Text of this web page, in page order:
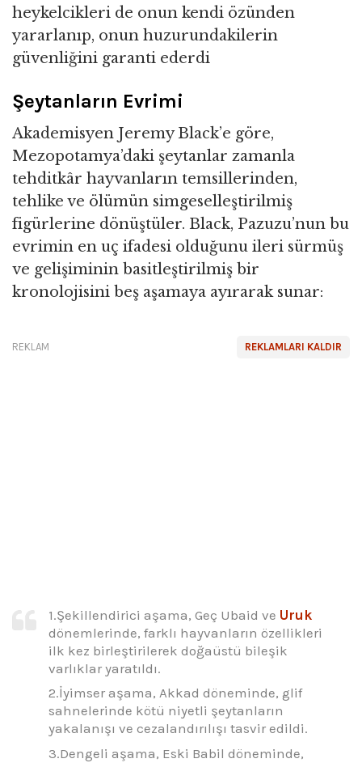
heykelcikleri de onun kendi özünden
yararlanıp, onun huzurundakilerin
güvenliğini garanti ederdi
Şeytanların Evrimi
Akademisyen Jeremy Black’e göre,
Mezopotamya’daki şeytanlar zamanla
tehditkâr hayvanların temsillerinden,
tehlike ve ölümün simgeselleştirilmiş
figürlerine dönüştüler. Black, Pazuzu’nun bu
evrimin en uç ifadesi olduğunu ileri sürmüş
ve gelişiminin basitleştirilmiş bir
kronolojisini beş aşamaya ayırarak sunar:
REKLAMLARI KALDIR
REKLAM
1.Şekillendirici aşama, Geç Ubaid ve Uruk
dönemlerinde, farklı hayvanların özellikleri
ilk kez birleştirilerek doğaüstü bileşik
varlıklar yaratıldı.
2.İyimser aşama, Akkad döneminde, glif
sahnelerinde kötü niyetli şeytanların
yakalanışı ve cezalandırılışı tasvir edildi.
3.Dengeli aşama, Eski Babil döneminde,